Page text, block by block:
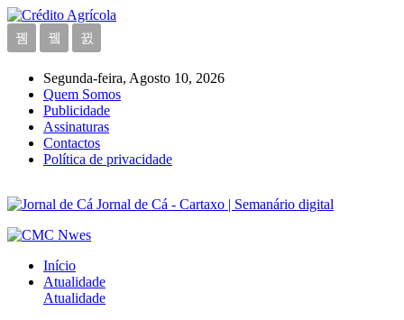
Segunda-feira, Agosto 10, 2026
Quem Somos
Publicidade
Assinaturas
Contactos
Política de privacidade
Jornal de Cá - Cartaxo | Semanário digital
Início
Atualidade
Atualidade